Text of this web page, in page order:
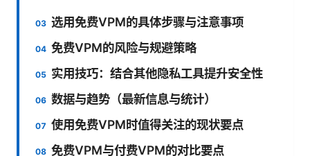
选用免费VPM的具体步骤与注意事项
免费VPM的风险与规避策略
实用技巧：结合其他隐私工具提升安全性
数据与趋势（最新信息与统计）
使用免费VPM时值得关注的现状要点
免费VPM与付费VPM的对比要点